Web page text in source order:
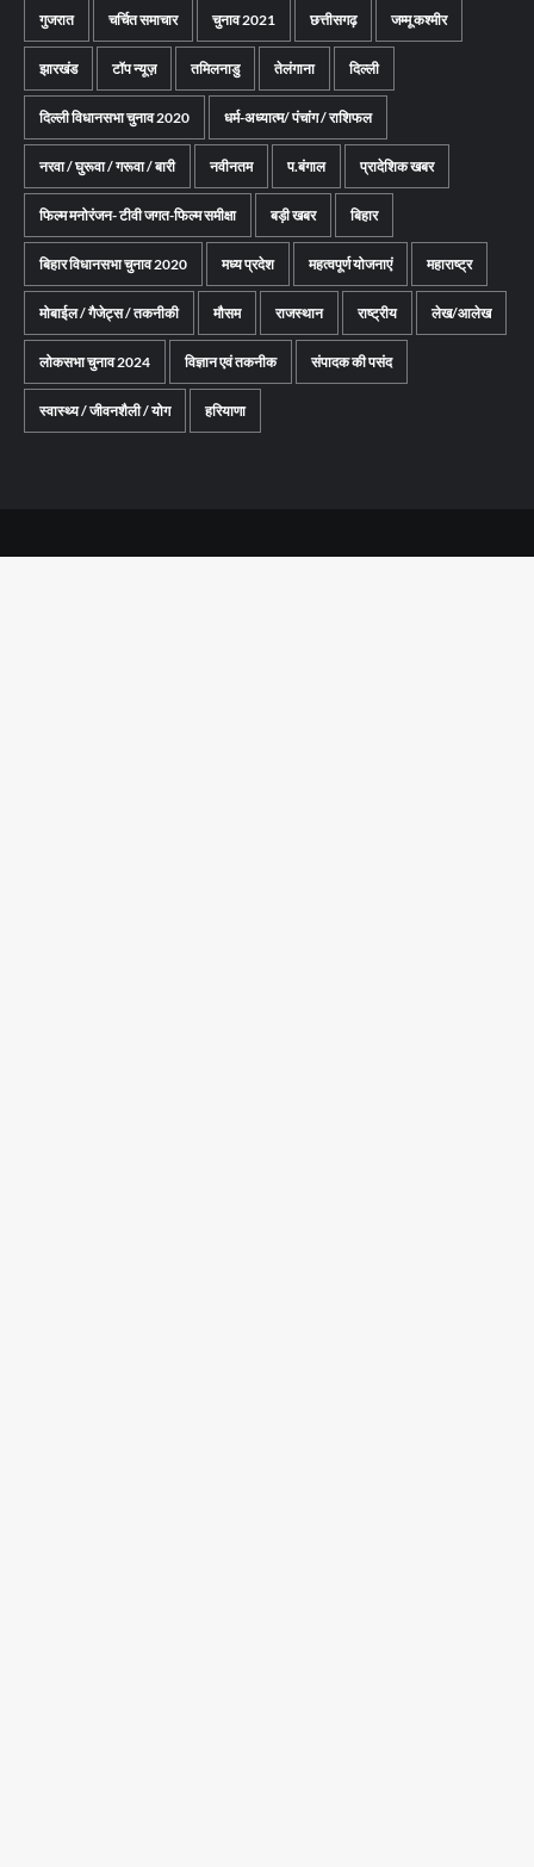
गुजरात चर्चित समाचार चुनाव 2021 छत्तीसगढ़ जम्मू कश्मीर
झारखंड टॉप न्यूज़ तमिलनाडु तेलंगाना दिल्ली
दिल्ली विधानसभा चुनाव 2020 धर्म-अध्यात्म/ पंचांग / राशिफल
नरवा / घुरूवा / गरूवा / बारी नवीनतम प.बंगाल प्रादेशिक खबर
फिल्म मनोरंजन- टीवी जगत-फिल्म समीक्षा बड़ी खबर बिहार
बिहार विधानसभा चुनाव 2020 मध्य प्रदेश महत्वपूर्ण योजनाएं महाराष्ट्र
मोबाईल / गैजेट्स / तकनीकी मौसम राजस्थान राष्ट्रीय लेख/आलेख
लोकसभा चुनाव 2024 विज्ञान एवं तकनीक संपादक की पसंद
स्वास्थ्य / जीवनशैली / योग हरियाणा